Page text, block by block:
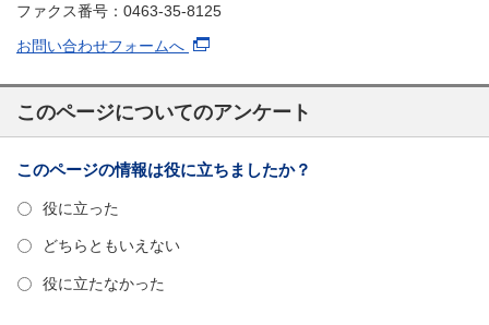
ファクス番号：0463-35-8125
お問い合わせフォームへ
このページについてのアンケート
このページの情報は役に立ちましたか？
役に立った
どちらともいえない
役に立たなかった